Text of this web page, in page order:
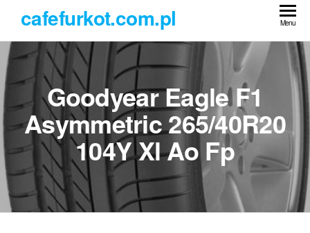
treści
cafefurkot.com.pl Menu
Goodyear Eagle F1
Asymmetric 265/40R20
104Y Xl Ao Fp